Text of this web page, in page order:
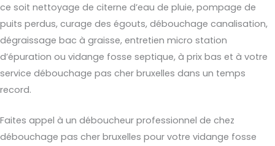
ce soit nettoyage de citerne d’eau de pluie, pompage de
puits perdus, curage des égouts, débouchage canalisation,
dégraissage bac à graisse, entretien micro station
d’épuration ou vidange fosse septique, à prix bas et à votre
service débouchage pas cher bruxelles dans un temps
record.
Faites appel à un déboucheur professionnel de chez
débouchage pas cher bruxelles pour votre vidange fosse